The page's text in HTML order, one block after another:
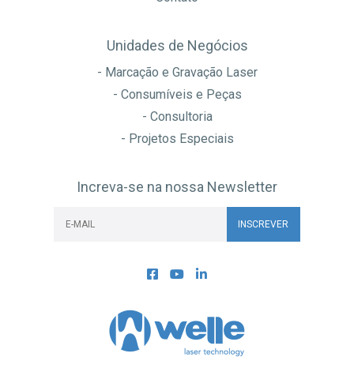
Unidades de Negócios
- Marcação e Gravação Laser
- Consumíveis e Peças
- Consultoria
- Projetos Especiais
Increva-se na nossa Newsletter
INSCREVER